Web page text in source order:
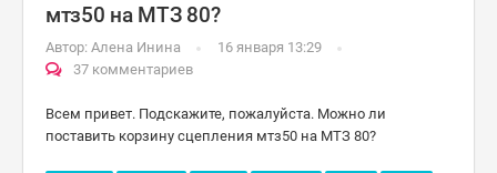
мтз50 на МТЗ 80?
Автор: Алена Инина
16 января 13:29
37 комментариев
Всем привет. Подскажите, пожалуйста. Можно ли
поставить корзину сцепления мтз50 на МТЗ 80?